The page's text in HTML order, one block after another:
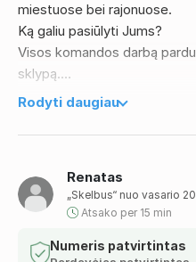
Renatas
„Skelbus“ nuo vasario
Atsako per 15 min
Numeris patvirtintas
miestuose bei rajonuose.
Ką galiu pasiūlyti Jums?
Visos komandos darbą
sklypą.
Sakote, galite parduoti
Mūsų darbas, skirtingai nei
portalus. Marketingui
konkrečią strategiją,
Taipogi, turime sukaupę
Rodyti daugiau